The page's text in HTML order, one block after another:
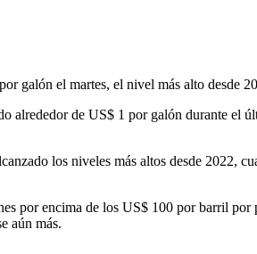
galón el martes, el nivel más alto desde
de US$ 1 por galón durante el
los niveles más altos desde 2022,
por encima de los US$ 100 por barril
aún más.